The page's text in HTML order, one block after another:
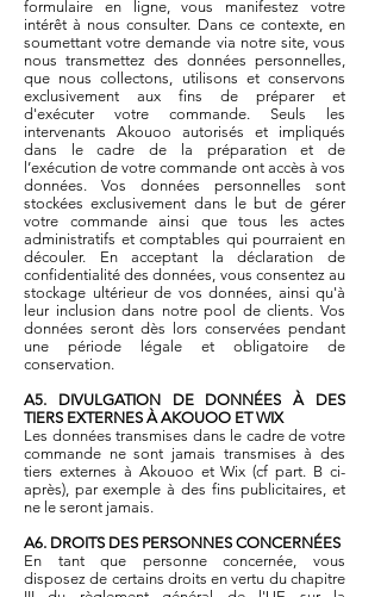
formulaire en ligne, vous manifestez votre
intérêt à nous consulter. Dans ce contexte, en
soumettant votre demande via notre site, vous
nous transmettez des données personnelles,
que nous collectons, utilisons et conservons
exclusivement aux fins de préparer et
d'exécuter votre commande. Seuls les
intervenants Akouoo autorisés et impliqués
dans le cadre de la préparation et de
l’exécution de votre commande ont accès à vos
données. Vos données personnelles sont
stockées exclusivement dans le but de gérer
votre commande ainsi que tous les actes
administratifs et comptables qui pourraient en
découler. En acceptant la déclaration de
confidentialité des données, vous consentez au
stockage ultérieur de vos données, ainsi qu'à
leur inclusion dans notre pool de clients. Vos
données seront dès lors conservées pendant
une période légale et obligatoire de
conservation.
A5. DIVULGATION DE DONNÉES À DES
TIERS EXTERNES À AKOUOO ET WIX
Les données transmises dans le cadre de votre
commande ne sont jamais transmises à des
tiers externes à Akouoo et Wix (cf part. B ci-
après), par exemple à des fins publicitaires, et
ne le seront jamais.
A6. DROITS DES PERSONNES CONCERNÉES
En tant que personne concernée, vous
disposez de certains droits en vertu du chapitre